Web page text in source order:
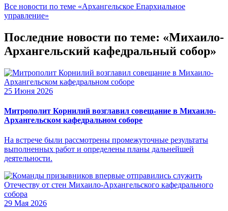
Все новости по теме «Архангельское Епархиальное
управление»
Последние новости по теме: «Михаило-
Архангельский кафедральный собор»
25 Июня 2026
Митрополит Корнилий возглавил совещание в Михаило-
Архангельском кафедральном соборе
На встрече были рассмотрены промежуточные результаты
выполненных работ и определены планы дальнейшей
деятельности.
29 Мая 2026